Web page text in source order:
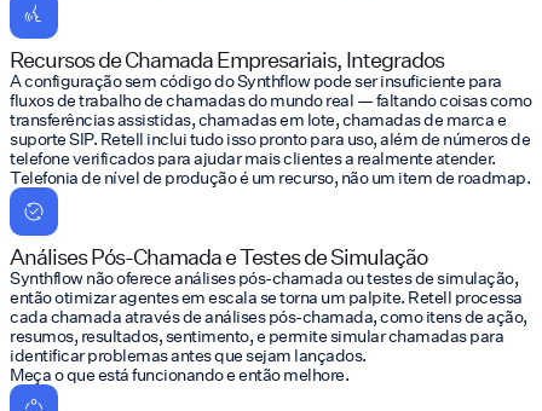
Recursos de Chamada Empresariais, Integrados
A configuração sem código do Synthflow pode ser insuficiente para
fluxos de trabalho de chamadas do mundo real — faltando coisas como
transferências assistidas, chamadas em lote, chamadas de marca e
suporte SIP. Retell inclui tudo isso pronto para uso, além de números de
telefone verificados para ajudar mais clientes a realmente atender.
Telefonia de nível de produção é um recurso, não um item de roadmap.
Análises Pós-Chamada e Testes de Simulação
Synthflow não oferece análises pós-chamada ou testes de simulação,
então otimizar agentes em escala se torna um palpite. Retell processa
cada chamada através de análises pós-chamada, como itens de ação,
resumos, resultados, sentimento, e permite simular chamadas para
identificar problemas antes que sejam lançados.
Meça o que está funcionando e então melhore.